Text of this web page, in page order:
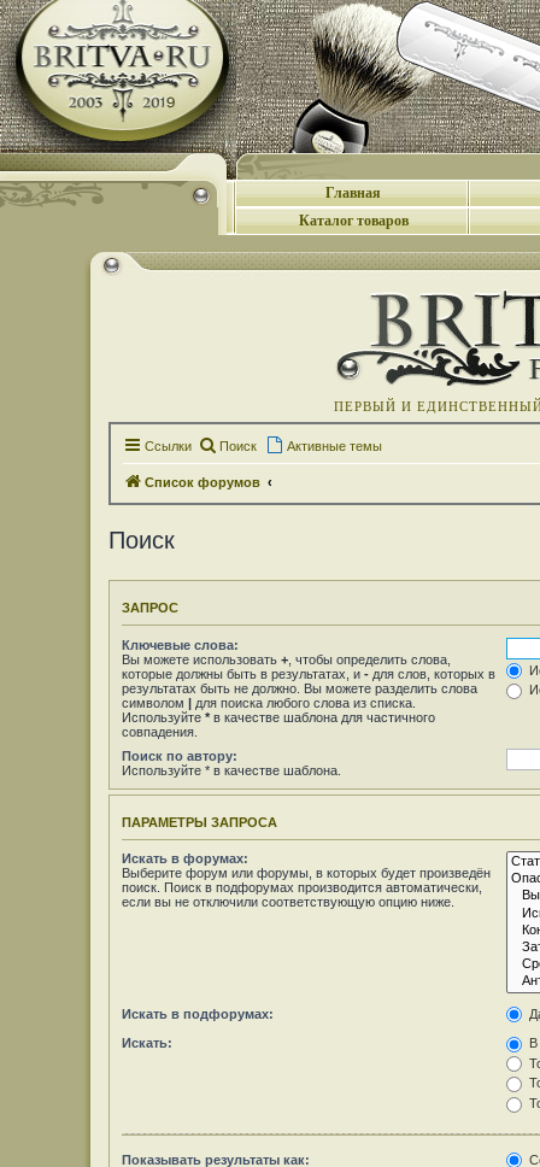
Главная
Каталог товаров
ПЕРВЫЙ И
Ссылки Поиск Активные темы
Список форумов
Поиск
ЗАПРОС
Ключевые слова:
Вы можете использовать + , чтобы определить слова,
которые должны быть в результатах, и - для слов, которых в
результатах быть не должно. Вы можете разделить слова
символом | для поиска любого слова из списка.
Используйте * в качестве шаблона для частичного
совпадения.
Поиск по автору:
Используйте * в качестве шаблона.
ПАРАМЕТРЫ ЗАПРОСА
Искать в форумах:
Выберите форум или форумы, в которых будет произведён
поиск. Поиск в подфорумах производится автоматически,
если вы не отключили соответствующую опцию ниже.
Искать в подфорумах:
Искать:
В
Показывать результаты как: